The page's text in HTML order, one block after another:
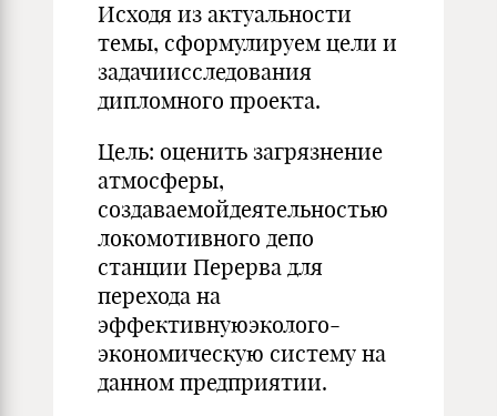
Исходя из актуальности
темы, сформулируем цели и
задачиисследования
дипломного проекта.
Цель: оценить загрязнение
атмосферы,
создаваемойдеятельностью
локомотивного депо
станции Перерва для
перехода на
эффективнуюэколого-
экономическую систему на
данном предприятии.